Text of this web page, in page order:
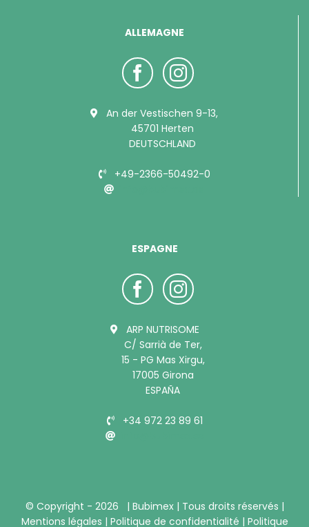
ALLEMAGNE
An der Vestischen 9-13,
45701 Herten
DEUTSCHLAND
+49-2366-50492-0
ESPAGNE
ARP NUTRISOME
C/ Sarrià de Ter,
15 - PG Mas Xirgu,
17005 Girona
ESPAÑA
+34 972 23 89 61
© Copyright - 2026 | Bubimex | Tous droits réservés |
Mentions légales | Politique de confidentialité | Politique